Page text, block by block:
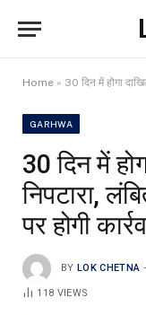
Home » 30 दिन में होगा
GARHWA
30 दिन में
निपटारा,
पर होगी
BY LOK CHETNA
118 VIEWS